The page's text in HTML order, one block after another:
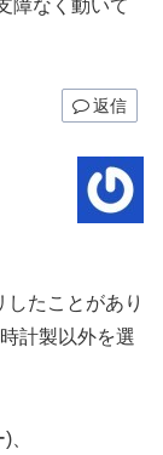
障なく動いて
返信
たことがあり
計製以外を選